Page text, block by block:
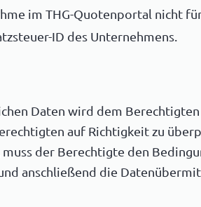
im THG-Quotenportal nicht
ID des Unternehmens.
Daten wird dem
auf Richtigkeit zu
der Berechtigte den
anschließend die